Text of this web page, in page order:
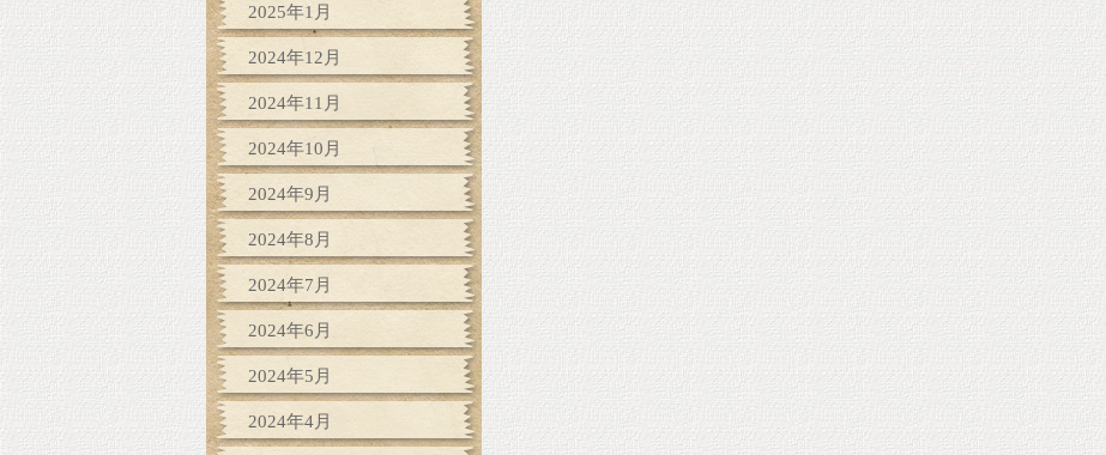
2025年1月
2024年12月
2024年11月
2024年10月
2024年9月
2024年8月
2024年7月
2024年6月
2024年5月
2024年4月